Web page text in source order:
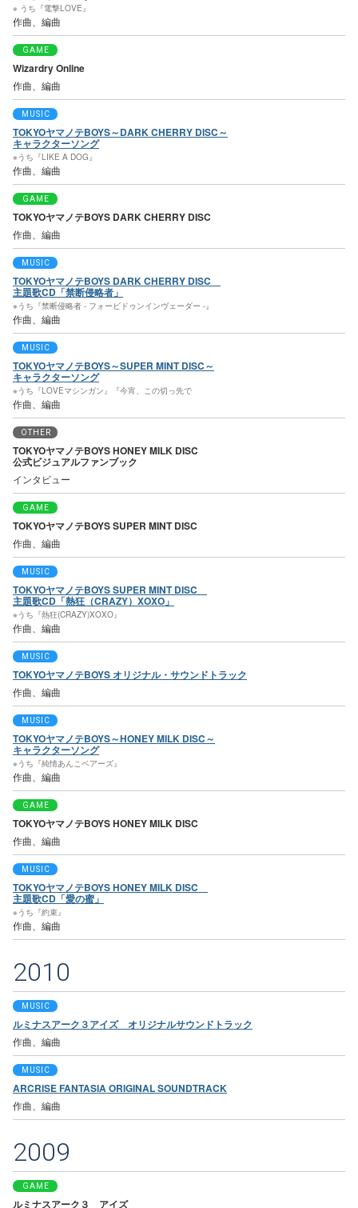
※ うち『電撃LOVE』
作曲、編曲
GAME
Wizardry Online
作曲、編曲
MUSIC
TOKYOヤマノテBOYS～DARK CHERRY DISC～
キャラクターソング
※うち『LIKE A DOG』
作曲、編曲
GAME
TOKYOヤマノテBOYS DARK CHERRY DISC
作曲、編曲
MUSIC
TOKYOヤマノテBOYS DARK CHERRY DISC
主題歌CD「禁断侵略者」
※うち『禁断侵略者 - フォービドゥンインヴェーダー -』
作曲、編曲
MUSIC
TOKYOヤマノテBOYS～SUPER MINT DISC～
キャラクターソング
※うち『LOVEマシンガン』『今宵、この切っ先で
作曲、編曲
OTHER
TOKYOヤマノテBOYS HONEY MILK DISC
公式ビジュアルファンブック
インタビュー
GAME
TOKYOヤマノテBOYS SUPER MINT DISC
作曲、編曲
MUSIC
TOKYOヤマノテBOYS SUPER MINT DISC
主題歌CD「熱狂（CRAZY）XOXO」
※うち『熱狂(CRAZY)XOXO』
作曲、編曲
MUSIC
TOKYOヤマノテBOYS オリジナル・サウンドトラック
作曲、編曲
MUSIC
TOKYOヤマノテBOYS～HONEY MILK DISC～
キャラクターソング
※うち『純情あんこベアーズ』
作曲、編曲
GAME
TOKYOヤマノテBOYS HONEY MILK DISC
作曲、編曲
MUSIC
TOKYOヤマノテBOYS HONEY MILK DISC
主題歌CD「愛の蜜」
※うち『約束』
作曲、編曲
2010
MUSIC
ルミナスアーク３アイズ オリジナルサウンドトラック
作曲、編曲
MUSIC
ARCRISE FANTASIA ORIGINAL SOUNDTRACK
作曲、編曲
2009
GAME
ルミナスアーク３ アイズ